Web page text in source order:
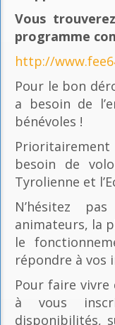
Vous
programme
http://
Pour le bon
a besoin de
bénévoles !
Prioritairement
besoin de
Tyrolienne et
N’hésitez
animateurs, la
le
répondre à vos
Pour faire vivre
à vous
disponibilités,